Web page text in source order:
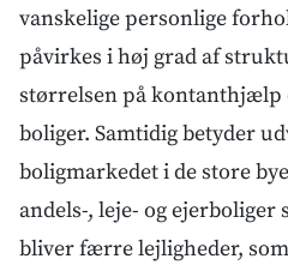
vanskelige personlige
påvirkes i høj grad af
størrelsen på kontanthjælp
boliger. Samtidig betyder
boligmarkedet i de store
andels-, leje- og ejerboliger
bliver færre lejligheder,